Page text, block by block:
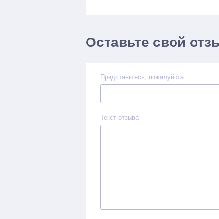
Оставьте свой
Представьтесь, пожалуйста
Текст отзыва